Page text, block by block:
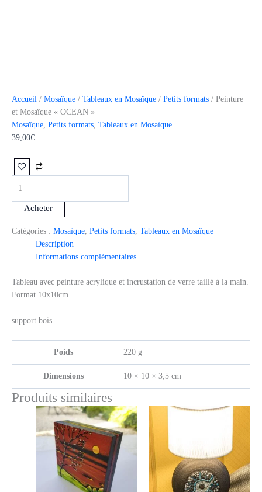
Accueil / Mosaïque / Tableaux en Mosaïque / Petits formats / Peinture
et Mosaïque « OCEAN »
Mosaïque, Petits formats, Tableaux en Mosaïque
39,00€
Catégories : Mosaïque, Petits formats, Tableaux en Mosaïque
Description
Informations complémentaires
Tableau avec peinture acrylique et incrustation de verre taillé à la main.
Format 10x10cm
support bois
Poids 220 g
Dimensions 10 × 10 × 3,5 cm
Produits similaires